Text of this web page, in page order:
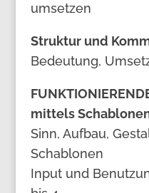
umsetzen
Struktur und
Bedeutung,
mittels
Sinn, Aufbau,
Schablonen
Input und